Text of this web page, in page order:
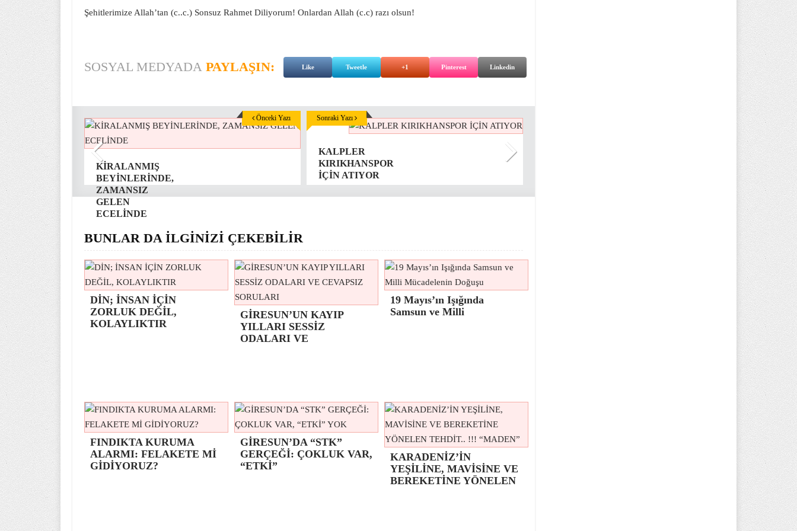
Şehitlerimize Allah’tan (c..c.) Sonsuz Rahmet Diliyorum! Onlardan Allah (c.c) razı olsun!
SOSYAL MEDYADA PAYLAŞIN: Like Tweetle +1 Pinterest Linkedin
KİRALANMIŞ
BEYİNLERİNDE,
ZAMANSIZ
GELEN
ECELİNDE
Önceki Yazı
KALPLER
KIRIKHANSPOR
İÇİN ATIYOR
Sonraki Yazı
BUNLAR DA İLGİNİZİ ÇEKEBİLİR
DİN; İNSAN İÇİN
ZORLUK DEĞİL,
KOLAYLIKTIR
GİRESUN’UN KAYIP
YILLARI SESSİZ
ODALARI VE
19 Mayıs’ın Işığında
Samsun ve Milli
FINDIKTA KURUMA
ALARMI: FELAKETE Mİ
GİDİYORUZ?
GİRESUN’DA “STK”
GERÇEĞİ: ÇOKLUK VAR,
“ETKİ”
KARADENİZ’İN
YEŞİLİNE, MAVİSİNE VE
BEREKETİNE YÖNELEN